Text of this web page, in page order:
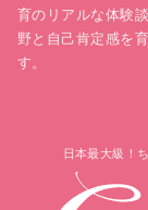
スウェーデン
ィにおける“お
育のリアルな体験
野と自己肯定感を
す。
日本最大級！